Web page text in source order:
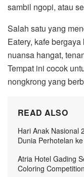
sambil ngopi, atau
Salah satu yang
Eatery, kafe
nuansa hangat,
Tempat ini cocok
nongkrong yang
READ ALSO
Hari Anak Nasional
Dunia Perhotelan
Atria Hotel Gading
Coloring